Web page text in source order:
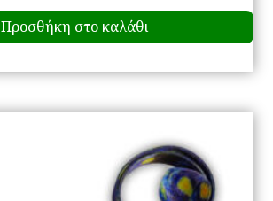
Προσθήκη στο καλάθι